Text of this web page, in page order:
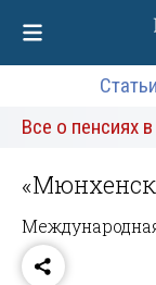
Статьи
Все о пенсиях